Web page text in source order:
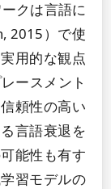
クは言語に
2015）で使
用的な観点
ースメント
頼性の高い
言語衰退を
能性も有す
習モデルの